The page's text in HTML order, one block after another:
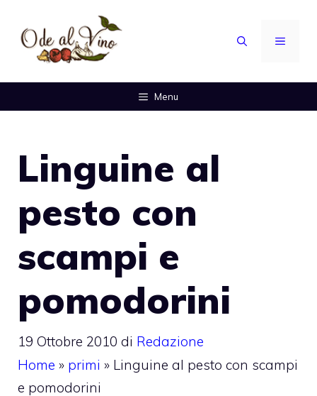
contenuto
MENU
Menu
Linguine al
pesto con
scampi e
pomodorini
19 Ottobre 2010 di Redazione
Home » primi » Linguine al pesto con scampi
e pomodorini